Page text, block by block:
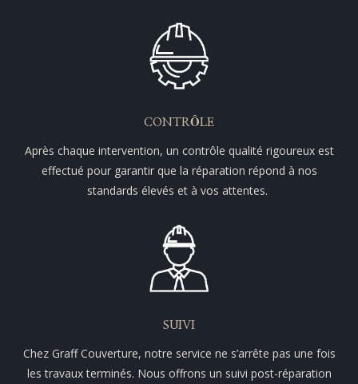
CONTRÔLE
Après chaque intervention, un contrôle qualité rigoureux est
effectué pour garantir que la réparation répond à nos
standards élevés et à vos attentes.
SUIVI
Chez Graff Couverture, notre service ne s’arrête pas une fois
les travaux terminés. Nous offrons un suivi post-réparation